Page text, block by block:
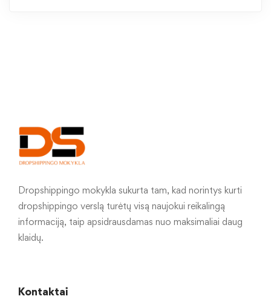
Dropshippingo mokykla sukurta tam, kad norintys kurti
dropshippingo verslą turėtų visą naujokui reikalingą
informaciją, taip apsidrausdamas nuo maksimaliai daug
klaidų.
Kontaktai